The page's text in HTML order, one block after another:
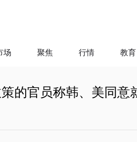
场 聚焦 行情 教育
的官员称韩、美同意